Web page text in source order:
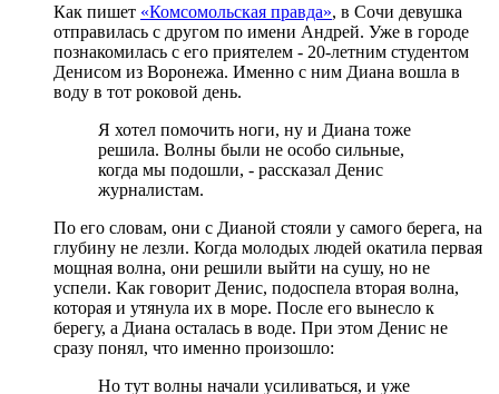
Как пишет «Комсомольская правда», в Сочи девушка
отправилась с другом по имени Андрей. Уже в городе
познакомилась с его приятелем - 20-летним студентом
Денисом из Воронежа. Именно с ним Диана вошла в
воду в тот роковой день.
Я хотел помочить ноги, ну и Диана тоже
решила. Волны были не особо сильные,
когда мы подошли, - рассказал Денис
журналистам.
По его словам, они с Дианой стояли у самого берега, на
глубину не лезли. Когда молодых людей окатила первая
мощная волна, они решили выйти на сушу, но не
успели. Как говорит Денис, подоспела вторая волна,
которая и утянула их в море. После его вынесло к
берегу, а Диана осталась в воде. При этом Денис не
сразу понял, что именно произошло:
Но тут волны начали усиливаться, и уже